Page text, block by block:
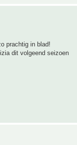
prachtig in blad!
dit volgeend seizoen